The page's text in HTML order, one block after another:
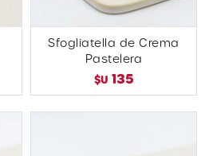
Sfogliatella de Crema
Pastelera
$U 135